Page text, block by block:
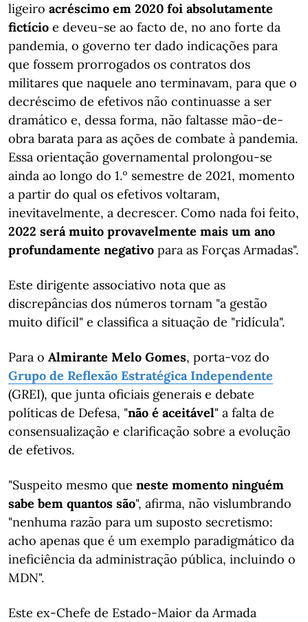
ligeiro acréscimo em 2020 foi absolutamente
fictício e deveu-se ao facto de, no ano forte da
pandemia, o governo ter dado indicações para
que fossem prorrogados os contratos dos
militares que naquele ano terminavam, para que o
decréscimo de efetivos não continuasse a ser
dramático e, dessa forma, não faltasse mão-de-
obra barata para as ações de combate à pandemia.
Essa orientação governamental prolongou-se
ainda ao longo do 1.º semestre de 2021, momento
a partir do qual os efetivos voltaram,
inevitavelmente, a decrescer. Como nada foi feito,
2022 será muito provavelmente mais um ano
profundamente negativo para as Forças Armadas".
Este dirigente associativo nota que as
discrepâncias dos números tornam "a gestão
muito difícil" e classifica a situação de "ridícula".
Para o Almirante Melo Gomes, porta-voz do
Grupo de Reflexão Estratégica Independente
(GREI), que junta oficiais generais e debate
políticas de Defesa, "não é aceitável" a falta de
consensualização e clarificação sobre a evolução
de efetivos.
"Suspeito mesmo que neste momento ninguém
sabe bem quantos são", afirma, não vislumbrando
"nenhuma razão para um suposto secretismo:
acho apenas que é um exemplo paradigmático da
ineficiência da administração pública, incluindo o
MDN".
Este ex-Chefe de Estado-Maior da Armada